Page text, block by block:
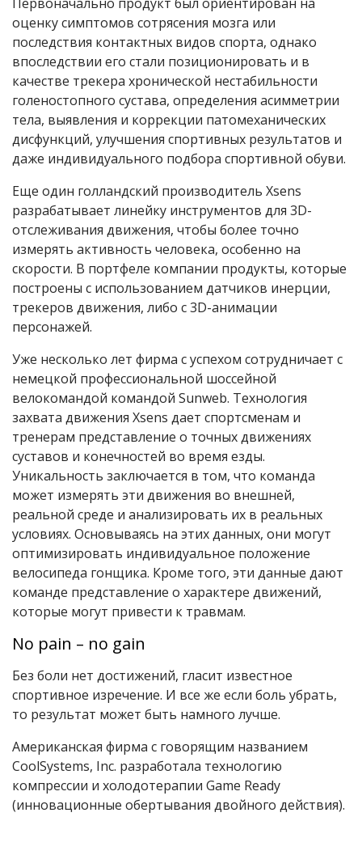
оценку симптомов сотрясения мозга или
последствия контактных видов спорта, однако
впоследствии его стали позиционировать и в
качестве трекера хронической нестабильности
голеностопного сустава, определения асимметрии
тела, выявления и коррекции патомеханических
дисфункций, улучшения спортивных результатов и
даже индивидуального подбора спортивной обуви.
Еще один голландский производитель Xsens
разрабатывает линейку инструментов для 3D-
отслеживания движения, чтобы более точно
измерять активность человека, особенно на
скорости. В портфеле компании продукты, которые
построены с использованием датчиков инерции,
трекеров движения, либо с 3D-анимации
персонажей.
Уже несколько лет фирма с успехом сотрудничает с
немецкой профессиональной шоссейной
велокомандой командой Sunweb. Технология
захвата движения Xsens дает спортсменам и
тренерам представление о точных движениях
суставов и конечностей во время езды.
Уникальность заключается в том, что команда
может измерять эти движения во внешней,
реальной среде и анализировать их в реальных
условиях. Основываясь на этих данных, они могут
оптимизировать индивидуальное положение
велосипеда гонщика. Кроме того, эти данные дают
команде представление о характере движений,
которые могут привести к травмам.
No pain – no gain
Без боли нет достижений, гласит известное
спортивное изречение. И все же если боль убрать,
то результат может быть намного лучше.
Американская фирма с говорящим названием
CoolSystems, Inc. разработала технологию
компрессии и холодотерапии Game Ready
(инновационные обертывания двойного действия).